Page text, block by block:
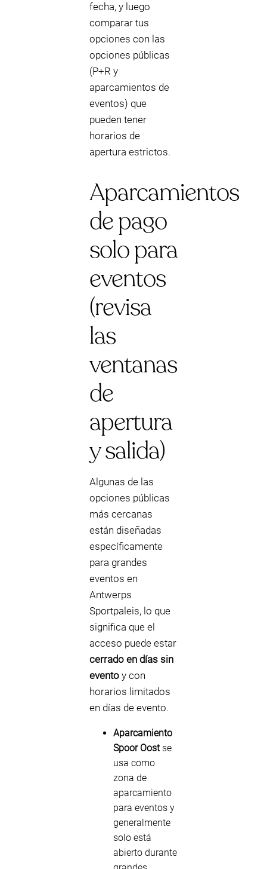
fecha, y luego
comparar tus
opciones con las
opciones públicas
(P+R y
aparcamientos de
eventos) que
pueden tener
horarios de
apertura estrictos.
Aparcamientos
de pago
solo para
eventos
(revisa
las
ventanas
de
apertura
y salida)
Algunas de las
opciones públicas
más cercanas
están diseñadas
específicamente
para grandes
eventos en
Antwerps
Sportpaleis, lo que
significa que el
acceso puede estar
cerrado en días sin
evento y con
horarios limitados
en días de evento.
Aparcamiento
Spoor Oostse
usa como
zona de
aparcamiento
para eventos y
generalmente
solo está
abierto durante